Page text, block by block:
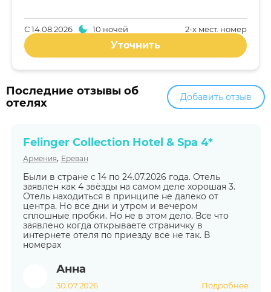
2-x мест. номер
С14.08.2026 10 ночей
Уточнить
Последние отзывы об
отелях
Добавить отзыв
Felinger Collection Hotel & Spa 4*
Армения, Ереван
Были в стране с 14 по 24.07.2026 года. Отель
заявлен как 4 звёзды на самом деле хорошая 3.
Отель находиться в принципе не далеко от
центра. Но все дни и утром и вечером
сплошные пробки. Но не в этом дело. Все что
заявлено когда открываете страничку в
интернете отеля по приезду все не так. В
номерах
Анна
30.07.2026 Подробнее